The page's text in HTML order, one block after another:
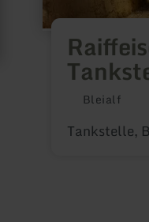
Bleialf
Tankstelle,